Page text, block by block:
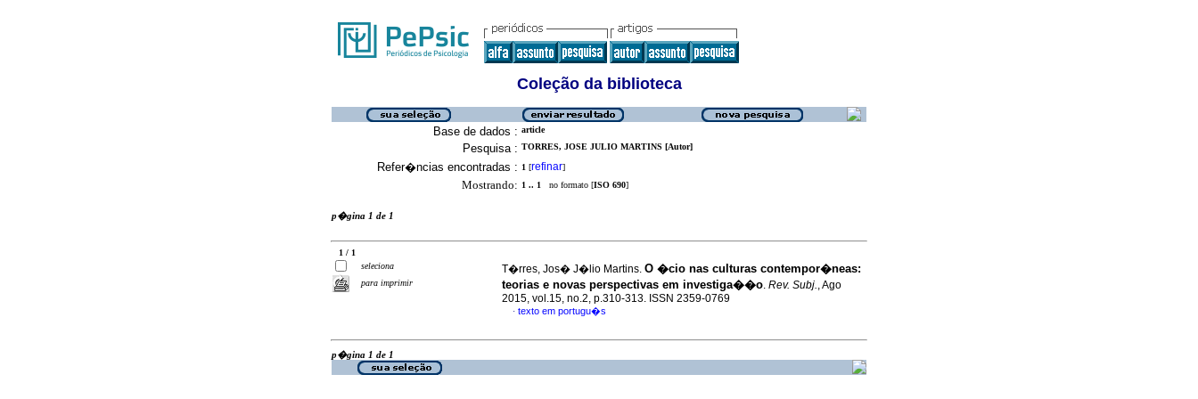
Coleção da biblioteca
Base de dados : article
Pesquisa : TORRES, JOSE JULIO MARTINS [Autor]
Refer�ncias encontradas : 1 [refinar]
Mostrando: 1 .. 1 no formato [ISO 690]
p�gina 1 de 1
1 / 1
seleciona
para imprimir
T�rres, Jos� J�lio Martins. O �cio nas culturas contempor�neas:
teorias e novas perspectivas em investiga��o. Rev. Subj., Ago
2015, vol.15, no.2, p.310-313. ISSN 2359-0769
· texto em portugu�s
p�gina 1 de 1